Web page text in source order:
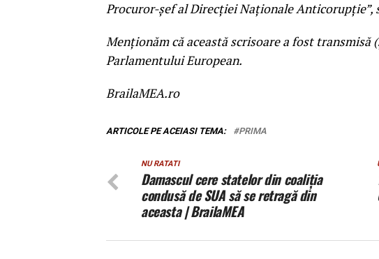
Procuror-șef al Direcției Naționale Anticorupție”,
Menționăm că această scrisoare a fost
Parlamentului European.
BrailaMEA.ro
ARTICOLE PE ACEIASI TEMA: PRIMA
NU RATATI
Damascul cere statelor din coaliția
condusă de SUA să se retragă din
aceasta | BrailaMEA